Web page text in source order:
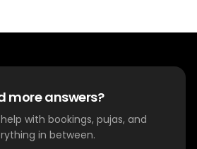
more answers?
with bookings, pujas, and
in between.